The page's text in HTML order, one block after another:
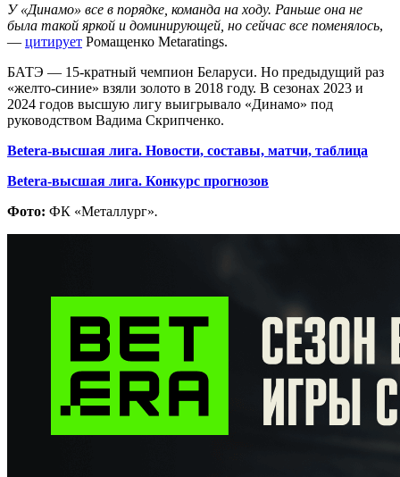
У «Динамо» все в порядке, команда на ходу. Раньше она не
была такой яркой и доминирующей, но сейчас все поменялось,
— цитирует Ромащенко Metaratings.
БАТЭ — 15-кратный чемпион Беларуси. Но предыдущий раз
«желто-синие» взяли золото в 2018 году. В сезонах 2023 и
2024 годов высшую лигу выигрывало «Динамо» под
руководством Вадима Скрипченко.
Betera-высшая лига. Новости, составы, матчи, таблица
Betera-высшая лига. Конкурс прогнозов
Фото: ФК «Металлург».